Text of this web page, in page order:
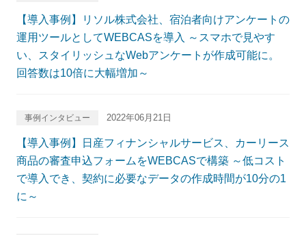
【導入事例】リソル株式会社、宿泊者向けアンケートの
運用ツールとしてWEBCASを導入 ～スマホで見やす
い、スタイリッシュなWebアンケートが作成可能に。
回答数は10倍に大幅増加～
事例インタビュー 2022年06月21日
【導入事例】日産フィナンシャルサービス、カーリース
商品の審査申込フォームをWEBCASで構築 ～低コスト
で導入でき、契約に必要なデータの作成時間が10分の1
に～